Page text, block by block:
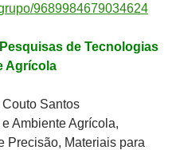
9689984679034624
de Tecnologias
Agrícola
Santos
Ambiente Agrícola,
Precisão, Materiais para